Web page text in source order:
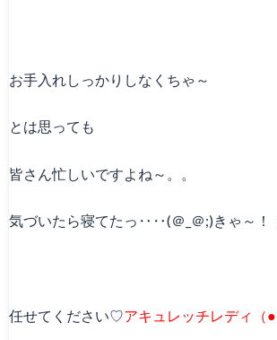
お手入れしっかりしなくちゃ～
とは思っても
皆さん忙しいですよね～。。
気づいたら寝てたっ‥‥(＠_＠;)きゃ～！
任せてください♡アキュレッチレディ（●